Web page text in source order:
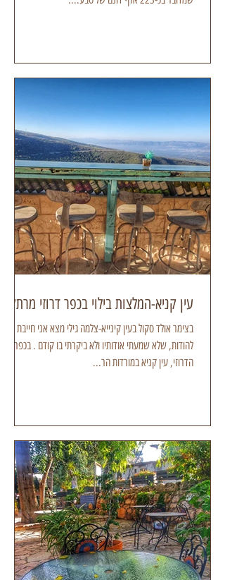
עין קניא-המלצות בילוי בכפר דרוזי מרתק
בצימר אולד סקול בעין קינייא-צלמה גילי מצא אני חייבת
להודות, שלא שמעתי אודותיו ולא ביקרתי בו קודם . בכפר
הדרוזי, עין קניא במורדות הר...